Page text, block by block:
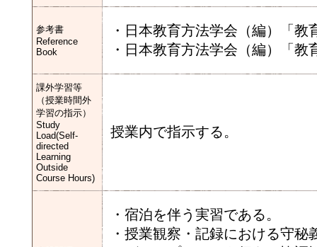
参考書
Reference
Book
・日本教育方法学会（編）「
・日本教育方法学会（編）「教
課外学習等
（授業時間外
学習の指示）
Study
Load(Self-
directed
Learning
Outside
Course Hours)
授業内で指示する。
・宿泊を伴う実習である。
・授業観察・記録における守